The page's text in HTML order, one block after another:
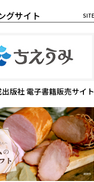
グサイト
版社 電子書籍販売サイト